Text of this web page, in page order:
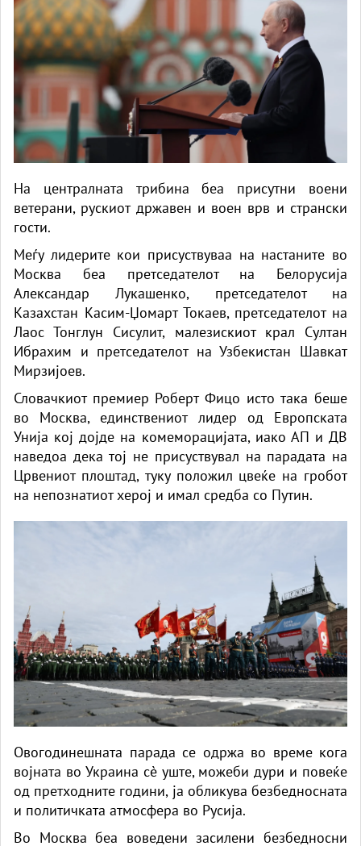
На централната трибина беа присутни воени
ветерани, рускиот државен и воен врв и странски
гости.
Меѓу лидерите кои присуствуваа на настаните во
Москва беа претседателот на Белорусија
Александар Лукашенко, претседателот на
Казахстан Касим-Џомарт Токаев, претседателот на
Лаос Тонглун Сисулит, малезискиот крал Султан
Ибрахим и претседателот на Узбекистан Шавкат
Мирзијоев.
Словачкиот премиер Роберт Фицо исто така беше
во Москва, единствениот лидер од Европската
Унија кој дојде на комеморацијата, иако АП и ДВ
наведоа дека тој не присуствувал на парадата на
Црвениот плоштад, туку положил цвеќе на гробот
на непознатиот херој и имал средба со Путин.
Овогодинешната парада се одржа во време кога
војната во Украина сè уште, можеби дури и повеќе
од претходните години, ја обликува безбедносната
и политичката атмосфера во Русија.
Во Москва беа воведени засилени безбедносни